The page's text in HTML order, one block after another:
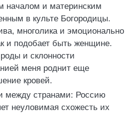
началом и материнским
в культе Богородицы.
многолика и эмоционально
и подобает быть женщине.
и склонности
меня роднит еще
кровей.
между странами: Россию
неуловимая схожесть их